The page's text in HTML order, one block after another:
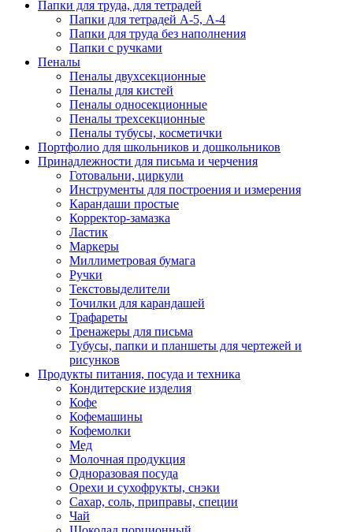
Папки для труда, для тетрадей
Папки для тетрадей А-5, А-4
Папки для труда без наполнения
Папки с ручками
Пеналы
Пеналы двухсекционные
Пеналы для кистей
Пеналы односекционные
Пеналы трехсекционные
Пеналы тубусы, косметички
Портфолио для школьников и дошкольников
Принадлежности для письма и черчения
Готовальни, циркули
Инструменты для построения и измерения
Карандаши простые
Корректор-замазка
Ластик
Маркеры
Миллиметровая бумага
Ручки
Текстовыделители
Точилки для карандашей
Трафареты
Тренажеры для письма
Тубусы, папки и планшеты для чертежей и
рисунков
Продукты питания, посуда и техника
Кондитерские изделия
Кофе
Кофемашины
Кофемолки
Мед
Молочная продукция
Одноразовая посуда
Орехи и сухофрукты, снэки
Сахар, соль, приправы, специи
Чай